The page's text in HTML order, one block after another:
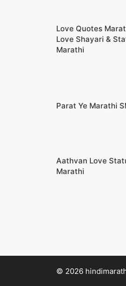
Love Quotes
Love Shayari &
Marathi
Parat Ye Marathi
Aathvan Love
Marathi
© 2026